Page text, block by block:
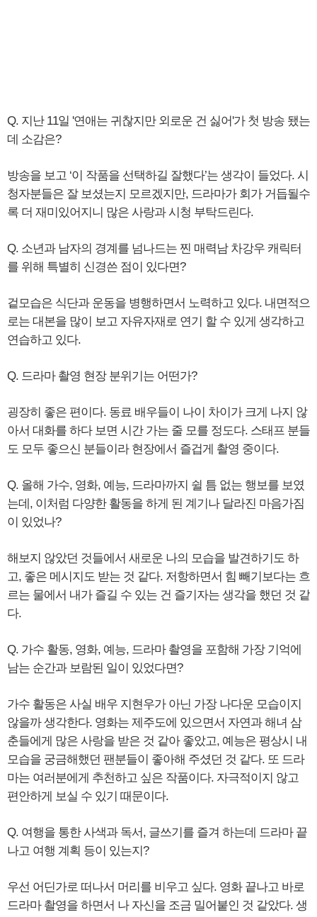
Q. 지난 11일 '연애는 귀찮지만 외로운 건 싫어'가 첫 방송 됐는
데 소감은?
방송을 보고 ‘이 작품을 선택하길 잘했다’는 생각이 들었다. 시
청자분들은 잘 보셨는지 모르겠지만, 드라마가 회가 거듭될수
록 더 재미있어지니 많은 사랑과 시청 부탁드린다.
Q. 소년과 남자의 경계를 넘나드는 찐 매력남 차강우 캐릭터
를 위해 특별히 신경쓴 점이 있다면?
겉모습은 식단과 운동을 병행하면서 노력하고 있다. 내면적으
로는 대본을 많이 보고 자유자재로 연기 할 수 있게 생각하고
연습하고 있다.
Q. 드라마 촬영 현장 분위기는 어떤가?
굉장히 좋은 편이다. 동료 배우들이 나이 차이가 크게 나지 않
아서 대화를 하다 보면 시간 가는 줄 모를 정도다. 스태프 분들
도 모두 좋으신 분들이라 현장에서 즐겁게 촬영 중이다.
Q. 올해 가수, 영화, 예능, 드라마까지 쉴 틈 없는 행보를 보였
는데, 이처럼 다양한 활동을 하게 된 계기나 달라진 마음가짐
이 있었나?
해보지 않았던 것들에서 새로운 나의 모습을 발견하기도 하
고, 좋은 메시지도 받는 것 같다. 저항하면서 힘 빼기보다는 흐
르는 물에서 내가 즐길 수 있는 건 즐기자는 생각을 했던 것 같
다.
Q. 가수 활동, 영화, 예능, 드라마 촬영을 포함해 가장 기억에
남는 순간과 보람된 일이 있었다면?
가수 활동은 사실 배우 지현우가 아닌 가장 나다운 모습이지
않을까 생각한다. 영화는 제주도에 있으면서 자연과 해녀 삼
춘들에게 많은 사랑을 받은 것 같아 좋았고, 예능은 평상시 내
모습을 궁금해했던 팬분들이 좋아해 주셨던 것 같다. 또 드라
마는 여러분에게 추천하고 싶은 작품이다. 자극적이지 않고
편안하게 보실 수 있기 때문이다.
Q. 여행을 통한 사색과 독서, 글쓰기를 즐겨 하는데 드라마 끝
나고 여행 계획 등이 있는지?
우선 어딘가로 떠나서 머리를 비우고 싶다. 영화 끝나고 바로
드라마 촬영을 하면서 나 자신을 조금 밀어붙인 것 같았다. 생